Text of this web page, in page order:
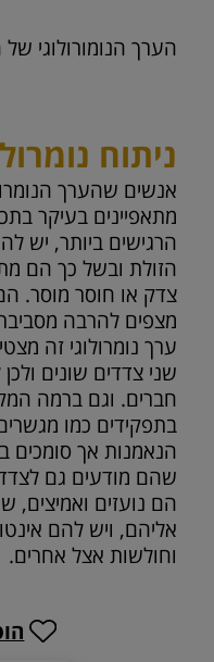
הערך הנומורולוגי
ניתוח
מתאפיינים בעיקר
הרגישים ביותר, יש
הזולת ובשל כך הם
צדק או חוסר מוסר.
מצפים להרבה
ערך נומרולוגי זה
שני צדדים שונים ולכן
חברים. וגם ברמה
בתפקידים כמו
הנאמנות אך סומכים
שהם מודעים גם
הם נועזים ואמיצים,
אליהם, ויש להם
וחולשות אצל אחרים.